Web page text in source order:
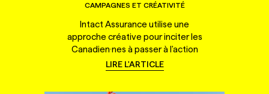
CAMPAGNES ET CRÉATIVITÉ
Intact Assurance utilise une
approche créative pour inciter les
Canadien·nes à passer à l'action
LIRE L'ARTICLE